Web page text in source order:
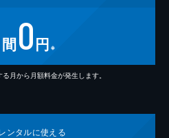
0円 ※
月から月額料金が発生します。
ンタルに使える